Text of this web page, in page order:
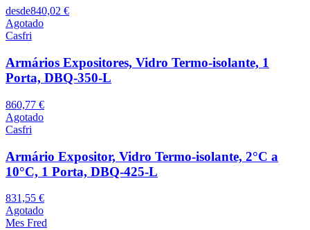
desde840,02 €
Agotado
Casfri
Armários Expositores, Vidro Termo-isolante, 1
Porta, DBQ-350-L
860,77 €
Agotado
Casfri
Armário Expositor, Vidro Termo-isolante, 2°C a
10°C, 1 Porta, DBQ-425-L
831,55 €
Agotado
Mes Fred